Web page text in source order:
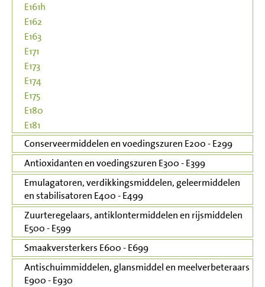
E161h
E162
E163
E171
E173
E174
E175
E180
E181
Conserveermiddelen en voedingszuren E200 - E299
Antioxidanten en voedingszuren E300 - E399
Emulagatoren, verdikkingsmiddelen, geleermiddelen
en stabilisatoren E400 - E499
Zuurteregelaars, antiklontermiddelen en rijsmiddelen
E500 - E599
Smaakversterkers E600 - E699
Antischuimmiddelen, glansmiddel en meelverbeteraars
E900 - E930